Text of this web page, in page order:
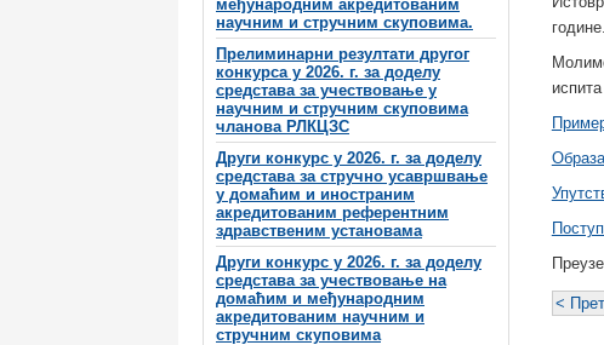
међународним акредитованим
научним и стручним скуповима.
Прелиминарни резултати другог
конкурса у 2026. г. за доделу
средстава за учествовање у
научним и стручним скуповима
чланова РЛКЦЗС
Други конкурс у 2026. г. за доделу
средстава за стручно усавршвање
у домаћим и иностраним
акредитованим референтним
здравственим установама
Други конкурс у 2026. г. за доделу
средстава за учествовање на
домаћим и међународним
акредитованим научним и
стручним скуповима
године.
<